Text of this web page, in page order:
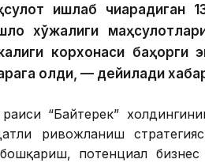
ишлаб чиқарадиган
хўжалиги
корхонаси баҳорги
олди, — дейилади
“Байтерек”
ривожланиш
потенциал